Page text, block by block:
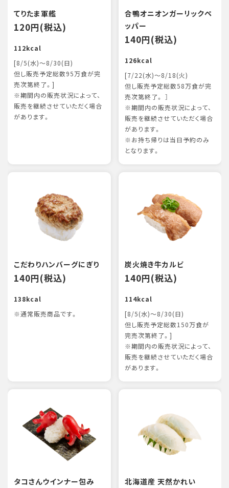
てりたま軍艦
120円(税込)
112kcal
[8/5(水)～8/30(日)
但し販売予定総数95万食が完
売次第終了。]
※期間内の販売状況によって、
販売を継続させていただく場合
があります。
合鴨オニオンガーリックペ
ッパー
140円(税込)
126kcal
[7/22(水)～8/18(火)
但し販売予定総数58万食が完
売次第終了。 ］
※期間内の販売状況によって、
販売を継続させていただく場合
があります。
※お持ち帰りは当日予約のみ
となります。
こだわりハンバーグにぎり
140円(税込)
138kcal
※通常販売商品です。
炭火焼き牛カルビ
140円(税込)
114kcal
[8/5(水)～8/30(日)
但し販売予定総数150万食が
完売次第終了。]
※期間内の販売状況によって、
販売を継続させていただく場合
があります。
タコさんウインナー包み 北海道産 天然かれい